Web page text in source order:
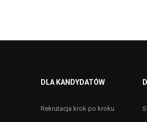
DLA KANDYDATÓW
Rekrutacja krok po kroku